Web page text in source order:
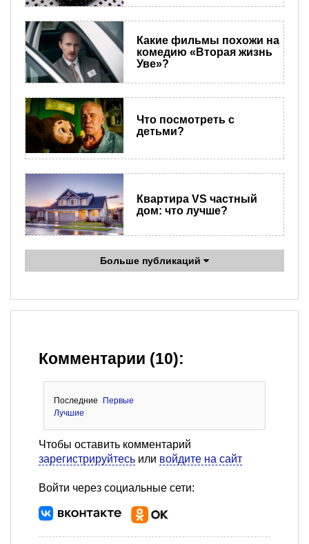
Какие фильмы похожи на
комедию «Вторая жизнь
Уве»?
Что посмотреть с
детьми?
Квартира VS частный
дом: что лучше?
Больше публикаций
Комментарии (10):
Последние
Первые
Лучшие
Чтобы оставить комментарий
зарегистрируйтесь или войдите на сайт
Войти через социальные сети: